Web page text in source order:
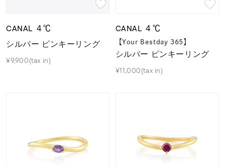
CANAL ４℃
シルバー ピンキーリング
¥9,900(tax in)
CANAL ４℃
【Your Bestday 365】
シルバー ピンキーリング
¥11,000(tax in)